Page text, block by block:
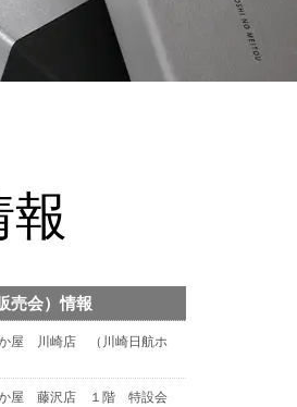
売会）情報
か屋 川崎店 （川崎日航ホ
か屋 藤沢店 １階 特設会